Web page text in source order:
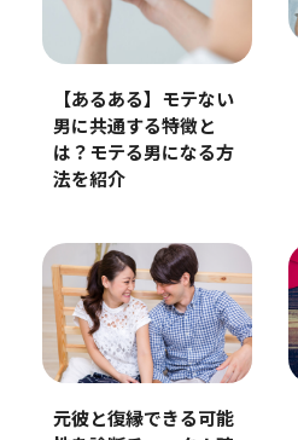
【あるある】モテない
男に共通する特徴と
は？モテる男になる方
法を紹介
元彼と復縁できる可能